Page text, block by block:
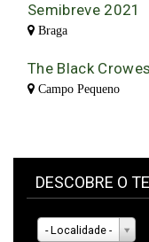
Semibreve 2021
Braga
The Black Crowes
Campo Pequeno
DESCOBRE O
- Localidade -